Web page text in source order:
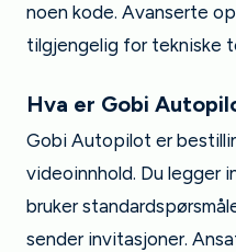
noen kode. Avanserte
tilgjengelig for tekniske
Hva er Gobi
Gobi Autopilot er
videoinnhold. Du legger
bruker
sender invitasjoner.